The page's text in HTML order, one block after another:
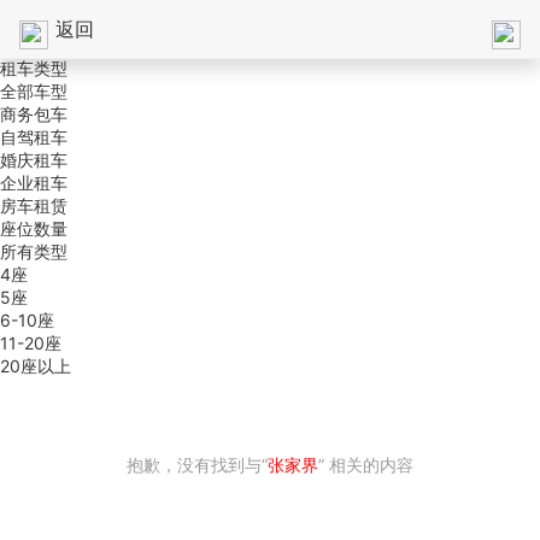
返回
租车类型
全部车型
商务包车
自驾租车
婚庆租车
企业租车
房车租赁
座位数量
所有类型
4座
5座
6-10座
11-20座
20座以上
抱歉，没有找到与“张家界” 相关的内容